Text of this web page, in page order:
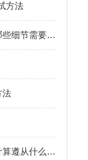
方法
使用塑料密度计时有哪些细节需要注意？
法
塑料拉力试验机力值计算遵从什么规律？